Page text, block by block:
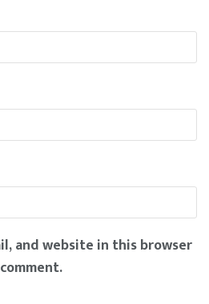
and website in this browser